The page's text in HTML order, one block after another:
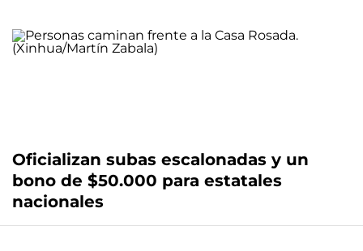
Oficializan subas escalonadas y un
bono de $50.000 para estatales
nacionales